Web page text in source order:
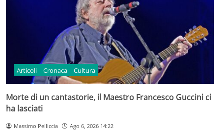
Articoli Cronaca Cultura
Morte di un cantastorie, il Maestro Francesco Guccini ci
ha lasciati
Massimo Pelliccia Ago 6, 2026 14:22